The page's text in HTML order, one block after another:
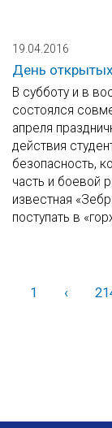
19.04.2016
День
В субботу и в
состоялся
апреля
действия
безопасность,
часть и боевой
известная
поступать в
1 ‹Назад